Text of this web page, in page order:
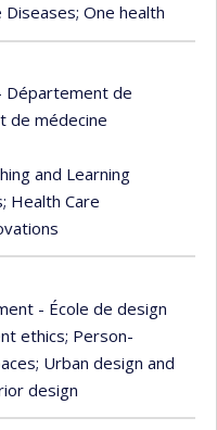
Diseases; One health
Département de
de médecine
and Learning
; Health Care
- École de design
ethics; Person-
; Urban design and
design